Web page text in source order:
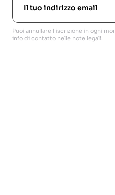
Puoi annullare l'iscrizione in ogni
info di contatto nelle note legali.